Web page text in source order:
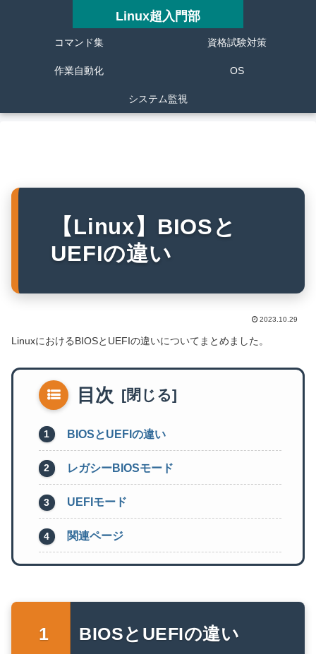
Linux超入門部
コマンド集 資格試験対策
作業自動化 OS
システム監視
【Linux】BIOSと
UEFIの違い
2023.10.29
LinuxにおけるBIOSとUEFIの違いについてまとめました。
目次
BIOSとUEFIの違い
レガシーBIOSモード
UEFIモード
関連ページ
BIOSとUEFIの違い